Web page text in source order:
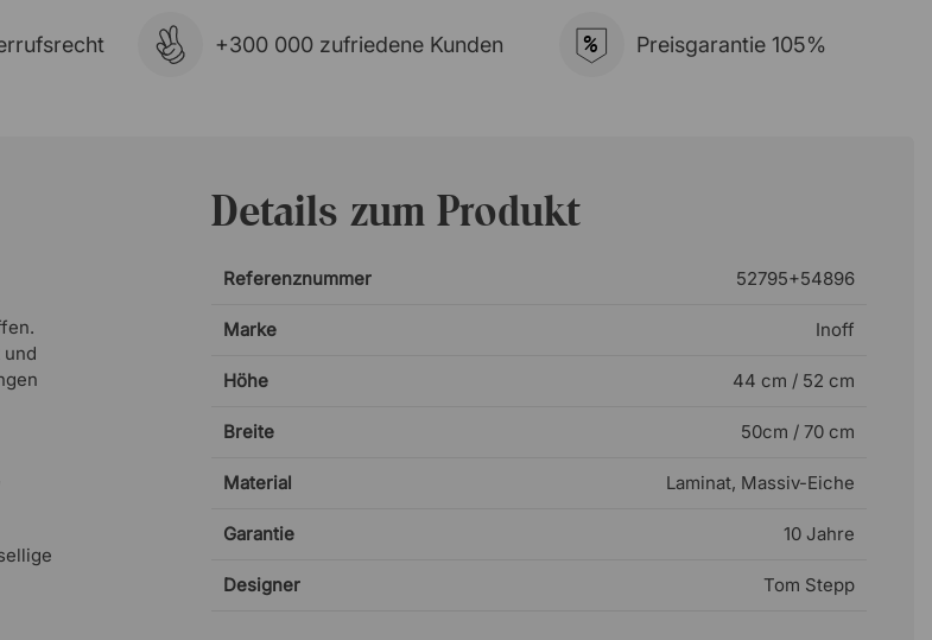
+300 000 zufriedene Kunden % Preisgarantie 105%
Details zum Produkt
Referenznummer 52795+54896
Marke Inoff
Höhe 44 cm / 52 cm
Breite 50cm / 70 cm
Material Laminat, Massiv-Eiche
Garantie 10 Jahre
Designer Tom Stepp